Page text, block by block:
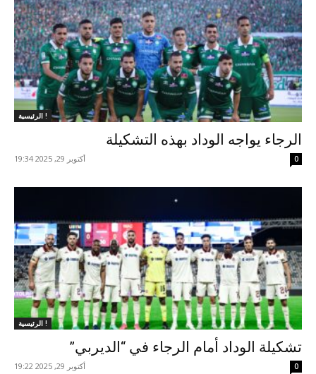
الرئيسية !
الرجاء يواجه الوداد بهذه التشكيلة
أكتوبر 29, 2025 19:34 0
الرئيسية !
تشكيلة الوداد أمام الرجاء في “الديربي”
أكتوبر 29, 2025 19:22 0